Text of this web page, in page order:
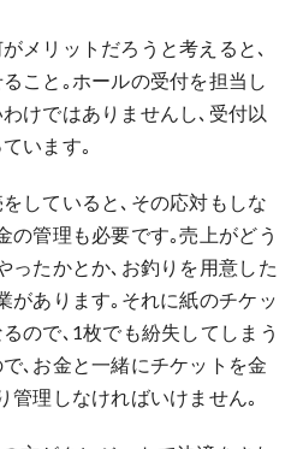
メリットだろうと考えると､
こと｡ホールの受付を担当し
けではありませんし､受付以
います｡
していると､その応対もしな
の管理も必要です｡売上がどう
ったかとか､お釣りを用意した
があります｡それに紙のチケッ
ので､1枚でも紛失してしまう
､お金と一緒にチケットを金
管理しなければいけません｡